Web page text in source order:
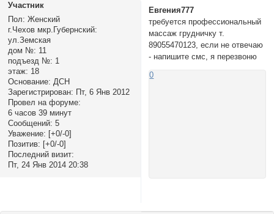
Участник
Пол: Женский
г.Чехов мкр.Губернский:
ул.Земская
дом №: 11
подъезд №: 1
этаж: 18
Основание: ДСН
Зарегистрирован: Пт, 6 Янв 2012
Провел на форуме:
6 часов 39 минут
Сообщений: 5
Уважение: [+0/-0]
Позитив: [+0/-0]
Последний визит:
Пт, 24 Янв 2014 20:38
Евгения777
требуется профессиональный
массаж грудничку т.
89055470123, если не отвечаю
- напишите смс, я перезвоню
0